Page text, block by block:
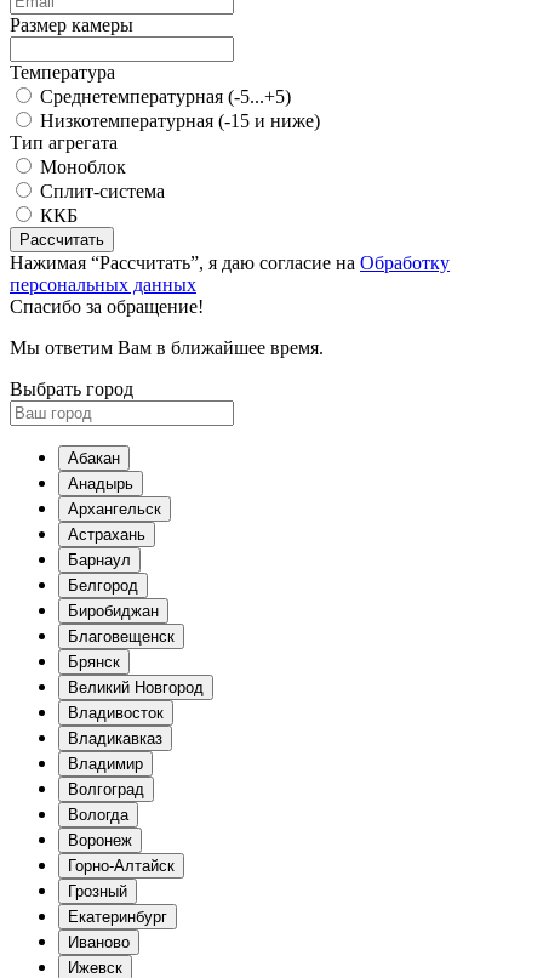
Размер камеры
Температура
Среднетемпературная (-5...+5)
Низкотемпературная (-15 и ниже)
Тип агрегата
Моноблок
Сплит-система
ККБ
Рассчитать
Нажимая “Рассчитать”, я даю согласие на Обработку
персональных данных
Спасибо за обращение!
Мы ответим Вам в ближайшее время.
Выбрать город
Абакан
Анадырь
Архангельск
Астрахань
Барнаул
Белгород
Биробиджан
Благовещенск
Брянск
Великий Новгород
Владивосток
Владикавказ
Владимир
Волгоград
Вологда
Воронеж
Горно-Алтайск
Грозный
Екатеринбург
Иваново
Ижевск